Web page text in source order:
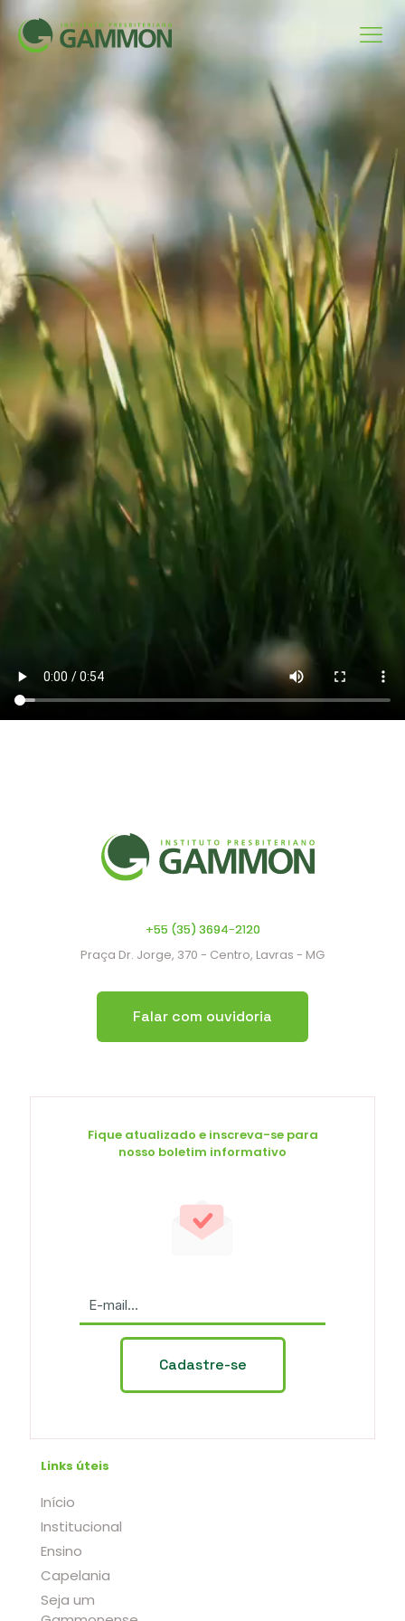
+55 (35) 3694-2120
Praça Dr. Jorge, 370 - Centro, Lavras - MG
Falar com ouvidoria
Links úteis
Início
Institucional
Ensino
Capelania
Seja um
Fique atualizado e inscreva-se para
nosso boletim informativo